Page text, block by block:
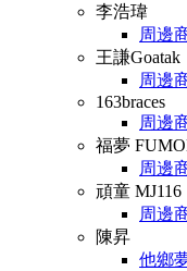
李浩瑋
周邊
王謙Goatak
周邊
163braces
周邊
福夢
周邊
頑童 MJ116
周邊
陳昇
他鄉